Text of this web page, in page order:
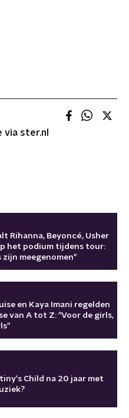
ster.nl
Rihanna, Beyoncé, Usher
het podium tijdens tour:
zijn meegenomen"
en Kaya Imani regelden
van A tot Z: "Voor de girls,
Child na 20 jaar met